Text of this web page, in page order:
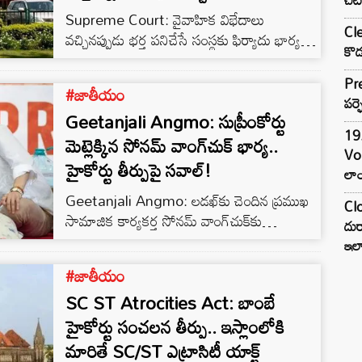
Supreme Court: వైవాహిక విభేదాలు
వచ్చినప్పుడు భర్త పనిచేసే సంస్థకు ఫిర్యాదు భార్య
ఫిర్యాదు చేయడం, ఉద్యోగం ఊడేలా ప్రయత్నించడం
ఎంత వరకు కరెక్ట్? దానివల్ల ఎలాంటి నష్టం
జరుగుతుందో దేశ అత్యున్నత న్యాయస్థానం స్పష్టం
చేసింది. భార్యాభర్తల గొడవల సమయంలో
చాలామంది మహిళలు భర్త యాజమాన్యానికి
ఉత్తరాలు రాస్తున్నారని, ఇది చాలా తప్పుడు పద్ధతి
అని సుప్రీంకోర్టు ఆందోళన వ్యక్తం చేసింది.
న్యాయమూర్తులు జస్టిస్ బి.వి. నాగరత్న, జస్టిస్ ఆర్.
మహదేవన్‌లతో కూడిన ధర్మాసనం ఇటీవల…
#జాతీయం
Geetanjali Angmo: సుప్రీంకోర్టు
మెట్లెక్కిన సోనమ్ వాంగ్‌చుక్ భార్య..
హైకోర్టు తీర్పుపై సవాల్!
Geetanjali Angmo: లడఖ్‌కు చెందిన ప్రముఖ
సామాజిక కార్యకర్త సోనమ్ వాంగ్‌చుక్‌‌కు
చోటుచేసుకుంది. సఫ్దర్‌జంగ్ ఆసుపత్రి నుంచి
ఆయనను ప్రైవేట్ ఆసుపత్రికి తరలించాలని కోరుతూ
దాఖలైన పిటిషన్‌ను ఢిల్లీ హైకోర్టు కొట్టివేయడంతో,
ఆయన భార్య డాక్టర్ గీతాంజలి ఆంగ్మో
సుప్రీంకోర్టును ఆశ్రయించారు. హైకోర్టు ఉత్తర్వును
#జాతీయం
SC ST Atrocities Act: బాంబే
హైకోర్టు సంచలన తీర్పు.. ఇస్లాంలోకి
మారితే SC/ST ఎట్రాసిటీ యాక్ట్